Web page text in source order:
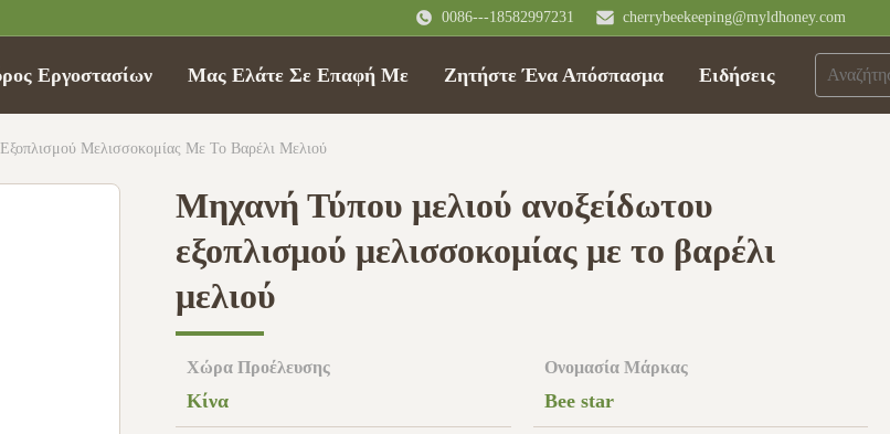
0086---18582997231 cherrybeekeeping@myldhoney.com
Εργοστασίων Μας Ελάτε Σε Επαφή Με Ζητήστε Ένα Απόσπασμα Ειδήσεις
Μελισσοκομίας Με Το Βαρέλι Μελιού
Μηχανή Τύπου μελιού ανοξείδωτου
εξοπλισμού μελισσοκομίας με το βαρέλι
μελιού
Χώρα Προέλευσης
Κίνα
Ονομασία Μάρκας
Bee star